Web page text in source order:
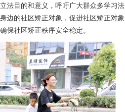
法目的和意义，呼吁广大群众多学习 法
边的社区矫正对象，促进社区矫正对象
保社区矫正秩序安全稳定。